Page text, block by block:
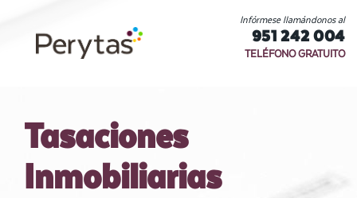
Infórmese llamándonos al
951 242 004
TELÉFONO GRATUITO
Tasaciones
Inmobiliarias